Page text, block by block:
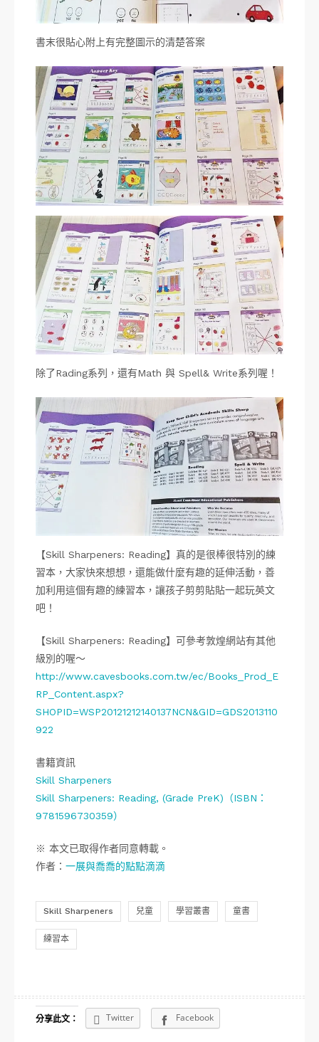
書末很貼心附上有完整圖示的清楚答案
除了Rading系列，還有Math 與 Spell& Write系列喔！
【Skill Sharpeners: Reading】真的是很棒很特別的練
習本，大家快來想想，還能做什麼有趣的延伸活動，善
加利用這個有趣的練習本，讓孩子剪剪貼貼一起玩英文
吧！
【Skill Sharpeners: Reading】可參考敦煌網站有其他
級別的喔～
http://www.cavesbooks.com.tw/ec/Books_Prod_E
RP_Content.aspx?
SHOPID=WSP20121212140137NCN&GID=GDS2013110
922
書籍資訊
Skill Sharpeners
Skill Sharpeners: Reading, (Grade PreK)（ISBN：
9781596730359）
※ 本文已取得作者同意轉載。
作者： 一展與喬喬的點點滴滴
Skill Sharpeners 兒童 學習叢書 童書
練習本
分享此文： Twitter Facebook